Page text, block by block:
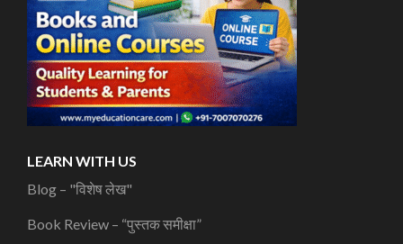
LEARN WITH US
Blog – "विशेष लेख"
Book Review – “पुस्तक समीक्षा”